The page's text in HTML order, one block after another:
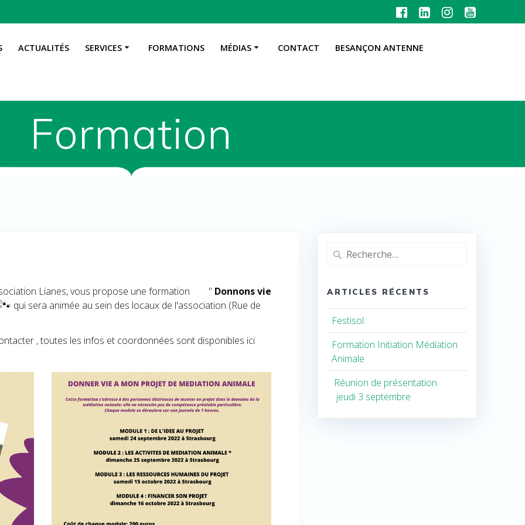
ACTUALITÉS SERVICES FORMATIONS MÉDIAS CONTACT BESANÇON ANTENNE
Formation
Lianes, vous propose une formation " Donnons vie
qui sera animée au sein des locaux de l'association (Rue de
, toutes les infos et coordonnées sont disponibles ici
Recherche
ARTICLES RÉCENTS
Festisol
Formation Initiation Médiation
Animale
Réunion de présentation
jeudi 3 septembre